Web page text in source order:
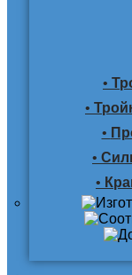
•
•
•
•
•